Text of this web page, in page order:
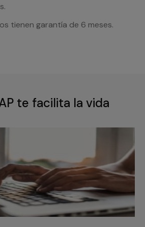
tienen garantía de 6 meses.
te facilita la vida